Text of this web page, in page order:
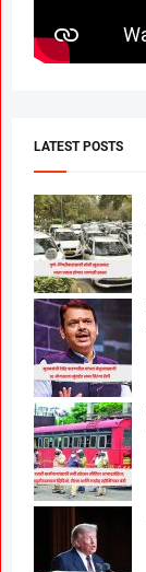
LATEST POSTS